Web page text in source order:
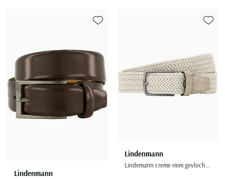
Lindenmann
Lindenmann
Lindemann creme riem gevlochten stretch stijlvol